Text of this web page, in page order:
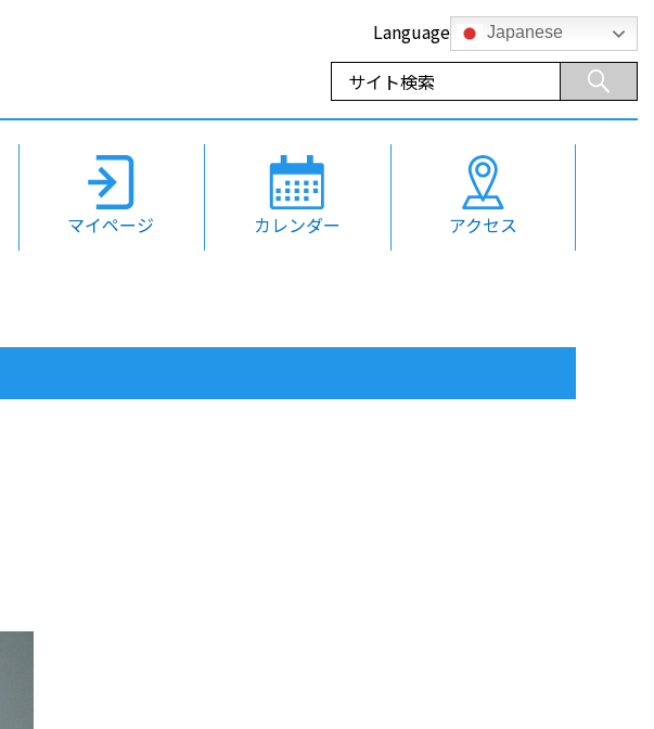
Language Japanese
マイページ カレンダー アクセス